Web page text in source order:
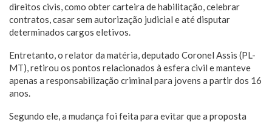
direitos civis, como obter carteira de habilitação, celebrar
contratos, casar sem autorização judicial e até disputar
determinados cargos eletivos.
Entretanto, o relator da matéria, deputado Coronel Assis (PL-
MT), retirou os pontos relacionados à esfera civil e manteve
apenas a responsabilização criminal para jovens a partir dos 16
anos.
Segundo ele, a mudança foi feita para evitar que a proposta